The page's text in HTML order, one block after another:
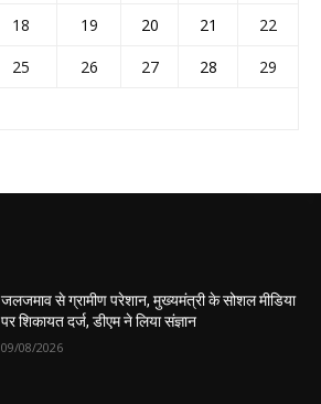
18 19 20 21
22
25 26 27 28
29
जलजमाव से ग्रामीण परेशान, मुख्यमंत्री के सोशल मीडिया
पर शिकायत दर्ज, डीएम ने लिया संज्ञान
09/08/2026